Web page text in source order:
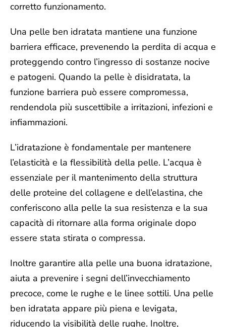
corretto funzionamento.
Una pelle ben idratata mantiene una funzione
barriera efficace, prevenendo la perdita di acqua e
proteggendo contro l’ingresso di sostanze nocive
e patogeni. Quando la pelle è disidratata, la
funzione barriera può essere compromessa,
rendendola più suscettibile a irritazioni, infezioni e
infiammazioni.
L’idratazione è fondamentale per mantenere
l’elasticità e la flessibilità della pelle. L’acqua è
essenziale per il mantenimento della struttura
delle proteine del collagene e dell’elastina, che
conferiscono alla pelle la sua resistenza e la sua
capacità di ritornare alla forma originale dopo
essere stata stirata o compressa.
Inoltre garantire alla pelle una buona idratazione,
aiuta a prevenire i segni dell’invecchiamento
precoce, come le rughe e le linee sottili. Una pelle
ben idratata appare più piena e levigata,
riducendo la visibilità delle rughe. Inoltre,